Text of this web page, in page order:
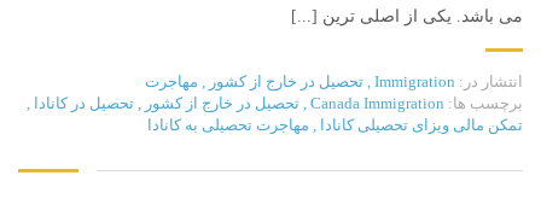
می باشد. یکی از اصلی ترین [...]
انتشار در: Immigration
, تحصیل در خارج از کشور , مهاجرت
برچسب ها: Canada Immigration
, تحصیل در خارج از کشور , تحصیل در کانادا ,
تمکن مالی ویزای تحصیلی کانادا , مهاجرت تحصیلی به کانادا